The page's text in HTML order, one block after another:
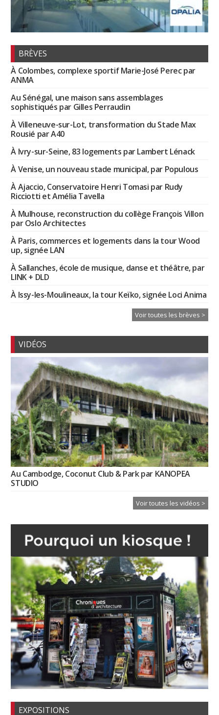
BRÈVES
À Colombes, complexe sportif Marie-José Perec par
ANMA
Au Sénégal, une maison sans assemblages
sophistiqués par Gilles Perraudin
À Villeneuve-sur-Lot, transformation du Stade Max
Rousié par A40
À Ivry-sur-Seine, 83 logements par Lambert Lénack
À Venise, un nouveau stade municipal, par Populous
À Ajaccio, Conservatoire Henri Tomasi par Rudy
Ricciotti et Amélia Tavella
À Mulhouse, reconstruction du collège François Villon
par Oslo Architectes
À Paris, commerces et logements dans la tour Wood
up, signée LAN
À Sallanches, école de musique, danse et théâtre, par
LINK + DLD
À Issy-les-Moulineaux, la tour Keïko, signée Loci Anima
Voir toutes les brèves >
VIDÉOS
Au Cambodge, Coconut Club & Park par KANOPEA
STUDIO
Voir toutes les vidéos >
EXPOSITIONS